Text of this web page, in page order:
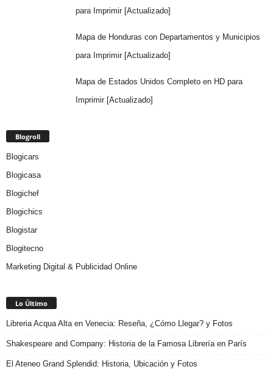
para Imprimir [Actualizado]
Mapa de Honduras con Departamentos y Municipios
para Imprimir [Actualizado]
Mapa de Estados Unidos Completo en HD para
Imprimir [Actualizado]
Blogroll
Blogicars
Blogicasa
Blogichef
Blogichics
Blogistar
Blogitecno
Marketing Digital & Publicidad Online
Lo Último
Libreria Acqua Alta en Venecia: Reseña, ¿Cómo Llegar? y Fotos
Shakespeare and Company: Historia de la Famosa Librería en París
El Ateneo Grand Splendid: Historia, Ubicación y Fotos